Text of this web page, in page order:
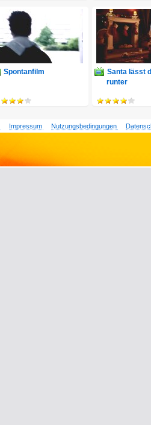
Spontanfilm
Santa lässt
runter
Impressum Nutzungsbedingungen